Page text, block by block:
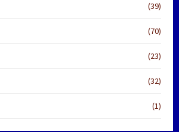
(39)
(70)
(23)
(32)
(1)